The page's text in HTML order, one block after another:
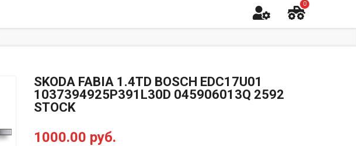
0
SKODA FABIA 1.4TD BOSCH EDC17U01
1037394925P391L30D 045906013Q 2592
STOCK
1000.00 руб.